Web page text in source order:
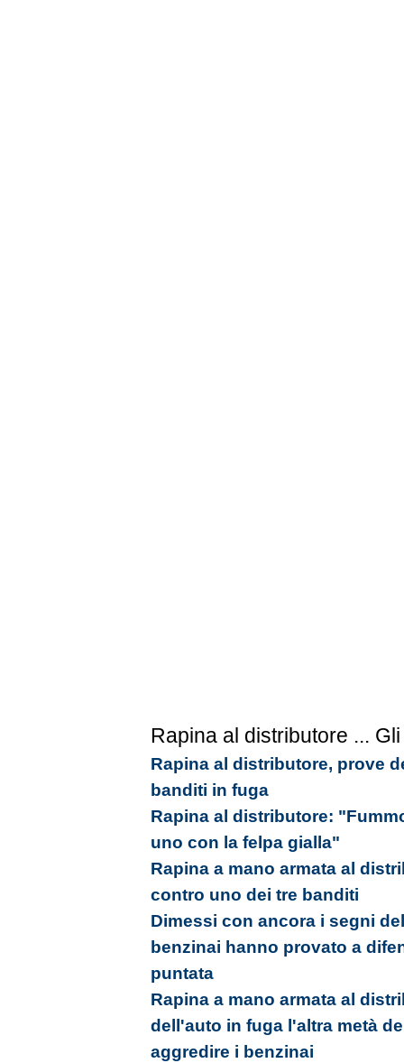
Rapina al distributore ...
Rapina al distributore, prove
banditi in fuga
Rapina al distributore:
uno con la felpa gialla"
Rapina a mano armata al
contro uno dei tre banditi
Dimessi con ancora i segni
benzinai hanno provato a
puntata
Rapina a mano armata al
dell'auto in fuga l'altra metà
aggredire i benzinai